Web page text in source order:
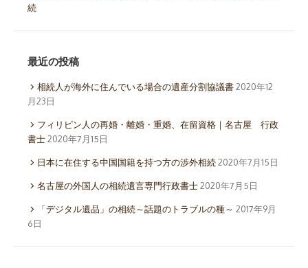
続
最近の投稿
相続人が海外に住んでいる場合の遺産分割協議書2020年12
月23日
フィリピン人の再婚・離婚・重婚、在留資格｜名古屋 行政
書士2020年7月15日
日本に在住する中国国籍を持つ方の渉外相続2020年7月15日
名古屋の外国人の相続遺言専門行政書士2020年7月5日
「デジタル遺品」の相続～話題のトラブルの種～ 2017年9月
6日